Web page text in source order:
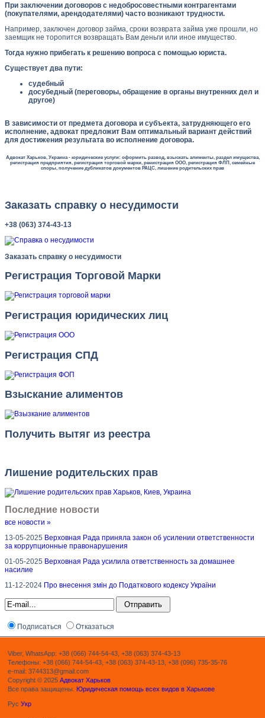
При заключении договоров с недобросовестными контрагентами
(покупателями, арендодателями) часто возникают трудности.
Например, заключен договор займа, сроки возврата займа уже прошли, но
заемщик не торопится возвращать Вам деньги или иное имущество.
Тогда нужно прибегать к решению вопроса с помощью юриста.
Существует два пути:
судебный
досубедный (переговоры, обращение в органы внутренних дел и
другое)
В зависимости от предмета договора и субъекта, затрудняющего его
исполнение, адвокат предложит Вам оптимальный вариант действий
для достижения результата во исполнение договора.
Адвокат Харьков, Украина - юридические услуги: оформить развод, взыскать алименты, раздел имущества,
регистрация предприятия, регистрация торговой марки, ренистрация ООО, регистрация ФЛП, семейные
споры, получение дубликатов документов РАЦС, лишение родительских прав
Заказать справку о несудимости
+38 (063) 374-43-13
Заказать справку о несудимости
Регистрация Торговой Марки
Регистрация юридических лиц
Регистрация СПД
Взыскание алиментов
Получить вытяг из реестра
Лишение родительских прав
Последние новости
все новости »
13-05-2025 Верховная Рада приняла закон об усилении ответственности
за коррупционные правонарушения
01-05-2025 Верховная Рада усилила ответственность за домашнее
насилие
11-12-2024 Про внесення змін до Податкового кодексу України
Подписаться Отказаться
Viber, WhatsApp: +38 (066) 744-54-43, +38 (063) 374-43-13
Телефоны: +38 (066) 744-54-43, +38 (063) 374-43-13, +38 (096) 735-35-76
e-mail: 3744313@gmail.com
Copyright © 2025 Адвокат Харьков
Все права защищены. Юридическая помощь всех видов в Харькове
Рус Укр